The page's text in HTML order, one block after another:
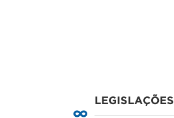
LEGISLAÇÕES